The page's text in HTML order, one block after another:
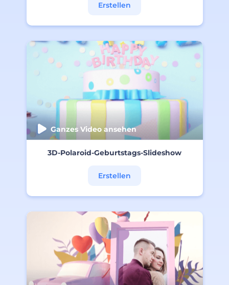
Erstellen
Ganzes Video ansehen
3D-Polaroid-Geburtstags-Slideshow
Erstellen